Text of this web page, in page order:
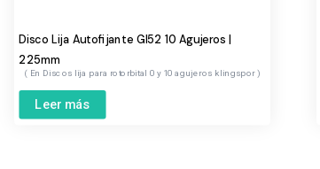
Disco Lija Autofijante Gl52 10 Agujeros |
225mm
Discos lija para rotorbital 0 y 10 agujeros klingspor
Leer más